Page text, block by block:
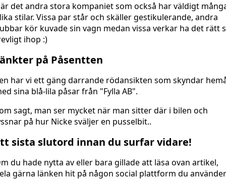
det andra stora kompaniet som också har väldigt
stilar. Vissa par står och skäller gestikulerande, andra
kör kuvade sin vagn medan vissa verkar ha det rätt
ihop :)
på Påsentten
har vi ett gäng darrande rödansikten som skyndar
sina blå-lila påsar från "Fylla AB".
sagt, man ser mycket när man sitter där i bilen och
på hur Nicke sväljer en pusselbit..
sista slutord innan du surfar vidare!
du hade nytta av eller bara gillade att läsa ovan artikel,
gärna länken hit på någon social plattform du